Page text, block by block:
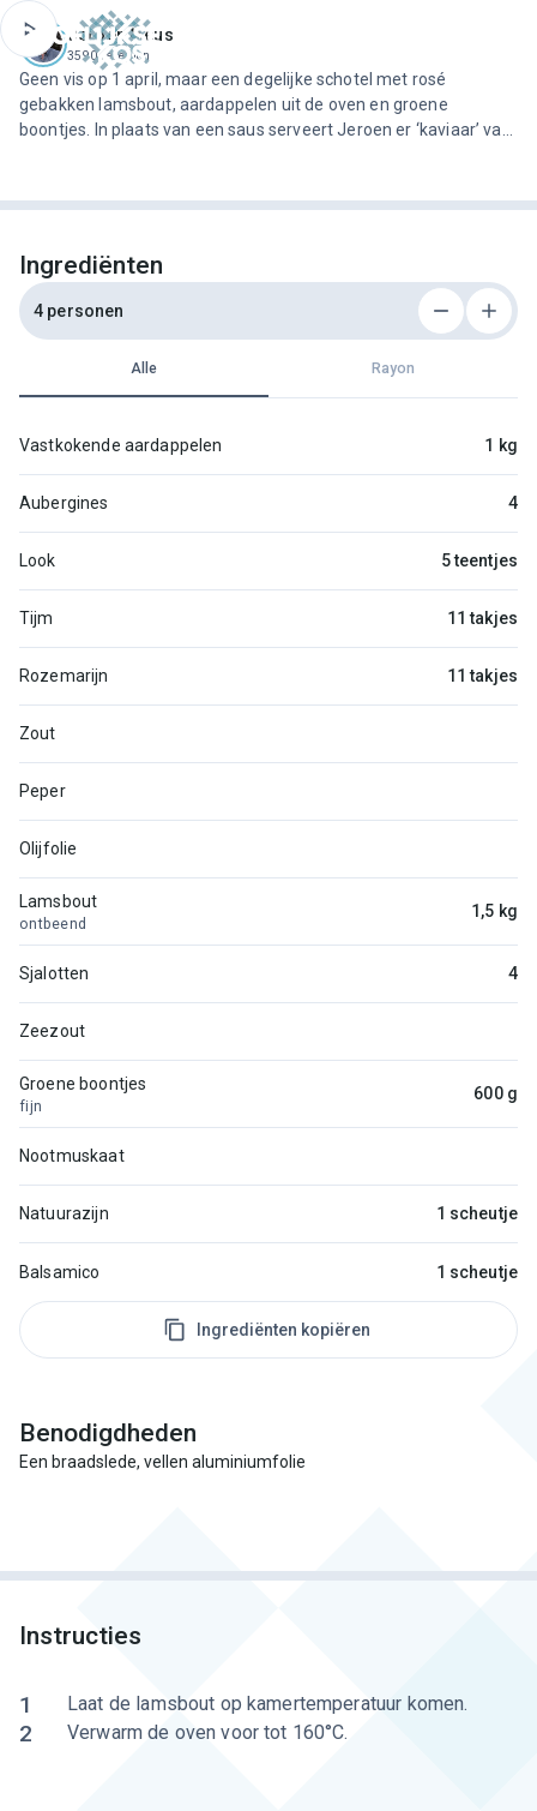
Jeroen Meus
3590 recepten
Geen vis op 1 april, maar een degelijke schotel met rosé
gebakken lamsbout, aardappelen uit de oven en groene
boontjes. In plaats van een saus serveert Jeroen er ‘kaviaar’ van
Ingrediënten
4 personen
Alle Rayon
Vastkokende aardappelen 1 kg
Aubergines 4
Look 5 teentjes
Tijm 11 takjes
Rozemarijn 11 takjes
Zout
Peper
Olijfolie
Lamsbout
ontbeend
1,5 kg
Sjalotten 4
Zeezout
Groene boontjes
fijn
600 g
Nootmuskaat
Natuurazijn 1 scheutje
Balsamico 1 scheutje
Ingrediënten kopiëren
Benodigdheden
Een braadslede, vellen aluminiumfolie
Instructies
1 Laat de lamsbout op kamertemperatuur komen.
2 Verwarm de oven voor tot 160°C.